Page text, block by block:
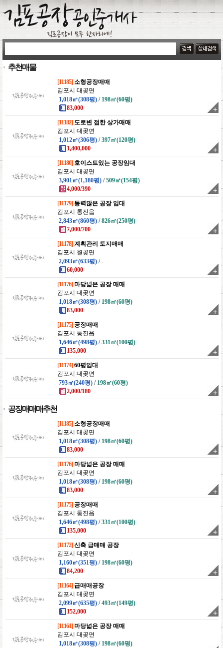
추천매물
[11185] 소형공장매매
김포시 대곶면
1,018㎡(308평) / 198㎡(60평)
83,000
[11182] 도로변 접한 상가매매
김포시 대곶면
1,012㎡(306평) /397㎡(120평)
1,400,000
[11180] 호이스트있는 공장임대
김포시 대곶면
3,901㎡(1,180평) /509㎡(154평)
4,000/390
[11179] 동력많은 공장 임대
김포시 통진읍
2,843㎡(860평) /826㎡(250평)
7,000/700
[11178] 계획관리 토지매매
김포시 월곶면
2,093㎡(633평) /-
60,000
[11176] 마당넓은 공장 매매
김포시 대곶면
1,018㎡(308평) / 198㎡(60평)
83,000
[11175] 공장매매
김포시 통진읍
1,646㎡(498평) /331㎡(100평)
135,000
[11174] 60평임대
김포시 대곶면
793㎡(240평) / 198㎡(60평)
2,000/180
공장매매매추천
[11185] 소형공장매매
김포시 대곶면
1,018㎡(308평) / 198㎡(60평)
83,000
[11176] 마당넓은 공장 매매
김포시 대곶면
1,018㎡(308평) / 198㎡(60평)
83,000
[11175] 공장매매
김포시 통진읍
1,646㎡(498평) /331㎡(100평)
135,000
[11172] 신축 급매매 공장
김포시 대곶면
1,160㎡(351평) / 198㎡(60평)
84,200
[11164] 급매매공장
김포시 대곶면
2,099㎡(635평) /493㎡(149평)
152,000
[11161] 마당넓은 공장 매매
김포시 대곶면
1,018㎡(308평) / 198㎡(60평)